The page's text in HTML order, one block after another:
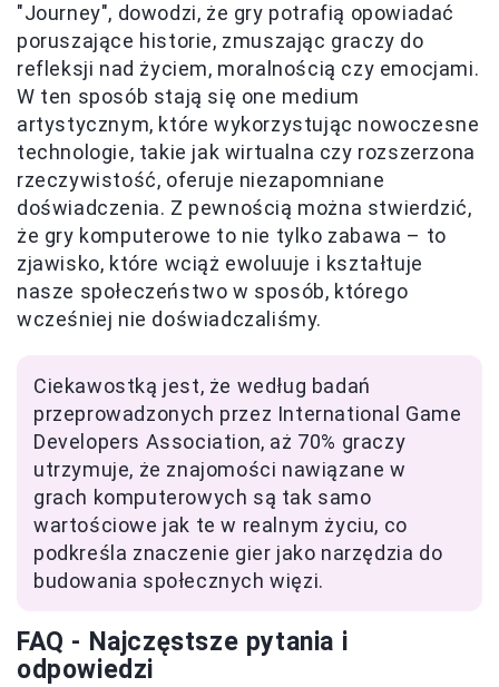
"Journey", dowodzi, że gry potrafią opowiadać
poruszające historie, zmuszając graczy do
refleksji nad życiem, moralnością czy emocjami.
W ten sposób stają się one medium
artystycznym, które wykorzystując nowoczesne
technologie, takie jak wirtualna czy rozszerzona
rzeczywistość, oferuje niezapomniane
doświadczenia. Z pewnością można stwierdzić,
że gry komputerowe to nie tylko zabawa – to
zjawisko, które wciąż ewoluuje i kształtuje
nasze społeczeństwo w sposób, którego
wcześniej nie doświadczaliśmy.
Ciekawostką jest, że według badań
przeprowadzonych przez International Game
Developers Association, aż 70% graczy
utrzymuje, że znajomości nawiązane w
grach komputerowych są tak samo
wartościowe jak te w realnym życiu, co
podkreśla znaczenie gier jako narzędzia do
budowania społecznych więzi.
FAQ - Najczęstsze pytania i
odpowiedzi